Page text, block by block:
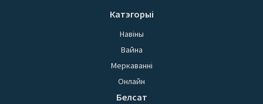
Катэгорыі
Навіны
Вайна
Меркаванні
Онлайн
Белсат